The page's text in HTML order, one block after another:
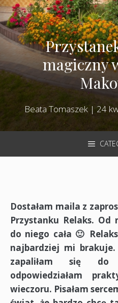
magiczny
Beata Tomaszek | 24
Dostałam maila z
Przystanku Relaks. Od
do niego cała 🙂
najbardziej mi
zapaliłam się
odpowiedziałam
wieczoru. Pisałam